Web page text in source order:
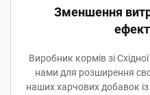
Зменшення
Виробник кормів зі
нами для розширення
наших харчових добавок